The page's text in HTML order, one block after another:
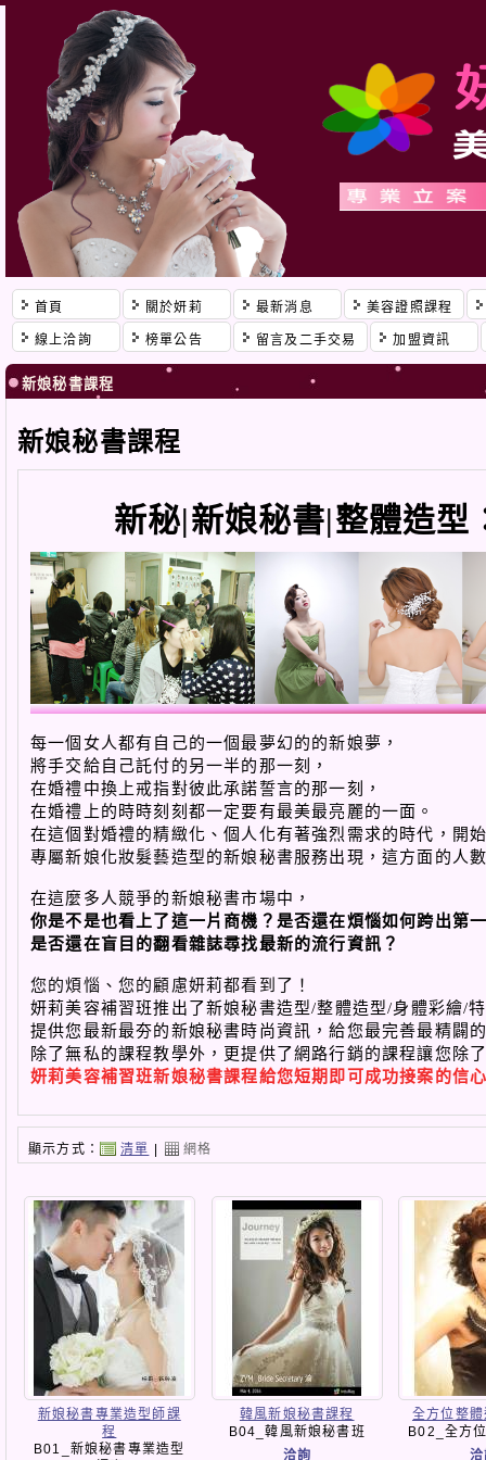
首頁 關於妍莉 最新消息 美容證照課程
線上洽詢 榜單公告 留言及二手交易 加盟資訊
新娘秘書課程
新娘秘書課程
新秘|新娘秘書|整體造型
每一個女人都有自己的一個最夢幻的的新娘夢，
將手交給自己託付的另一半的那一刻，
在婚禮中換上戒指對彼此承諾誓言的那一刻，
在婚禮上的時時刻刻都一定要有最美最亮麗的一面。
在這個對婚禮的精緻化、個人化有著強烈需求的時代，開
專屬新娘化妝髮藝造型的新娘秘書服務出現，這方面的人
在這麼多人競爭的新娘秘書市場中，
你是不是也看上了這一片商機？是否還在煩惱如何跨出第
是否還在盲目的翻看雜誌尋找最新的流行資訊？
您的煩惱、您的顧慮妍莉都看到了！
妍莉美容補習班推出了新娘秘書造型/整體造型/身體彩繪/
提供您最新最夯的新娘秘書時尚資訊，給您最完善最精闢
除了無私的課程教學外，更提供了網路行銷的課程讓您除
妍莉美容補習班新娘秘書課程給您短期即可成功接案的信
顯示方式： 清單 網格
新娘秘書專業造型師課
程
B01_新娘秘書專業造型
韓風新娘秘書課程
B04_韓風新娘秘書班
洽詢
全方位整
B02_全方